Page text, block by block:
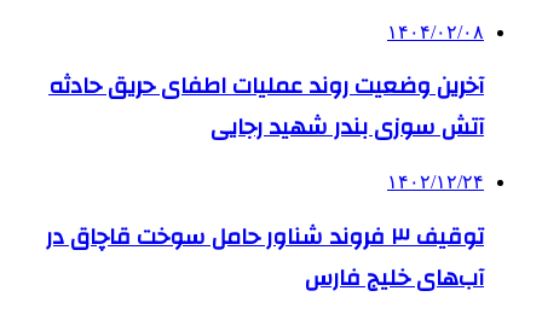
۱۴۰۴/۰۲/۰۸
آخرین وضعیت روند عملیات اطفای حریق حادثه
آتش سوزی بندر شهید رجایی
۱۴۰۲/۱۲/۲۴
توقیف ۳ فروند شناور حامل سوخت قاچاق در
آب‌های خلیج فارس